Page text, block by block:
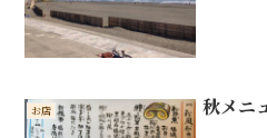
お店 秋メニ